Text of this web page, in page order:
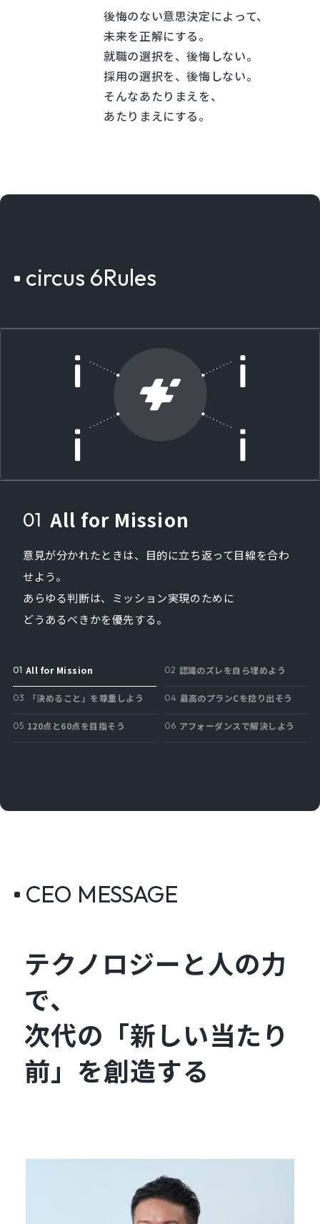
後悔のない意思決定によって、
未来を正解にする。
就職の選択を、後悔しない。
採用の選択を、後悔しない。
そんなあたりまえを、
あたりまえにする。
circus 6Rules
All for Mission 認識のズレを自ら埋めよう
「決めること」を尊重しよう 最高のプランCを捻り出そう
120点と60点を目指そう アフォーダンスで解決しよう
All for Mission
意見が分かれたときは、目的に立ち返って目線を合わ
せよう。
あらゆる判断は、ミッション実現のために
どうあるべきかを優先する。
CEO MESSAGE
テクノロジーと人の力
で、
次代の「新しい当たり
前」を創造する